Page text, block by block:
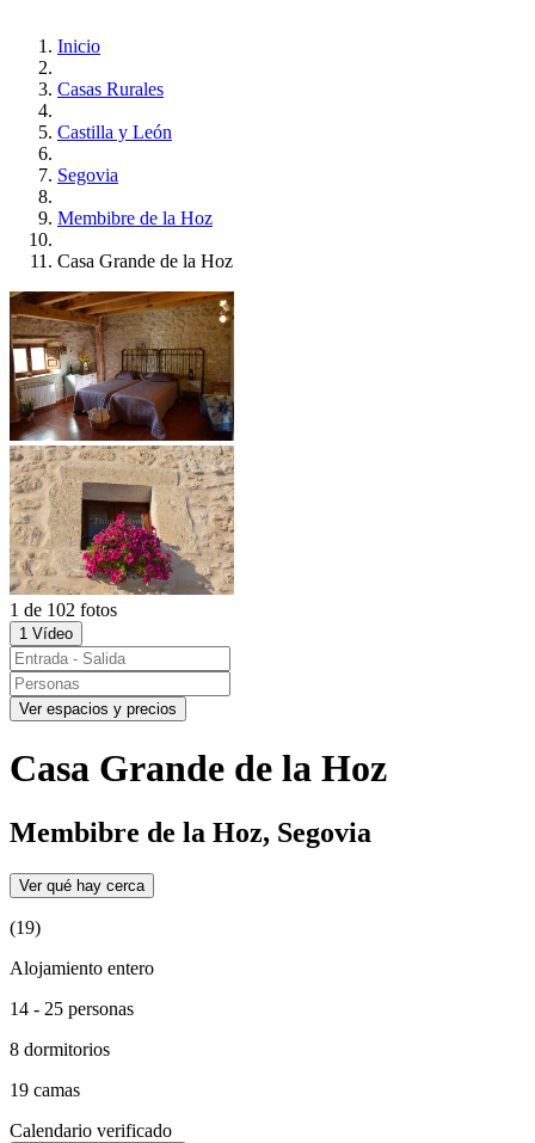
Inicio
Casas Rurales
Castilla y León
Segovia
Membibre de la Hoz
Casa Grande de la Hoz
1 de 102 fotos
1 Vídeo
Ver espacios y precios
Casa Grande de la Hoz
Membibre de la Hoz, Segovia
Ver qué hay cerca
(19)
Alojamiento entero
14 - 25 personas
8 dormitorios
19 camas
Calendario verificado